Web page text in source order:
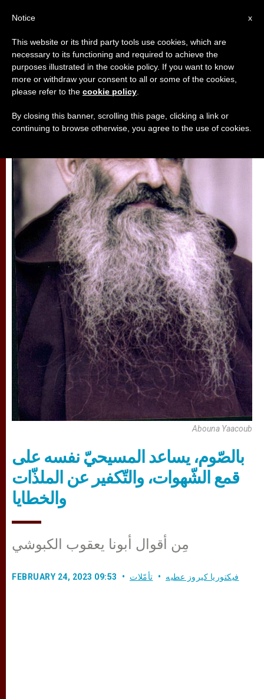
تأمّلات
Abouna Yaacoub
بالصّوم، يساعد المسيحيّ نفسه على
قمع الشّهوات، والتّكفير عن الملذّات
والخطايا
مِن أقوال أبونا يعقوب الكبوشي
FEBRUARY 24, 2023 09:53 فيكتوريا كيروز عطيه تأمّلات
x
Notice
This website or its third party tools use cookies, which are
necessary to its functioning and required to achieve the
purposes illustrated in the cookie policy. If you want to know
more or withdraw your consent to all or some of the cookies,
please refer to the cookie policy
By closing this banner, scrolling this page, clicking a link or
continuing to browse otherwise, you agree to the use of cookies.